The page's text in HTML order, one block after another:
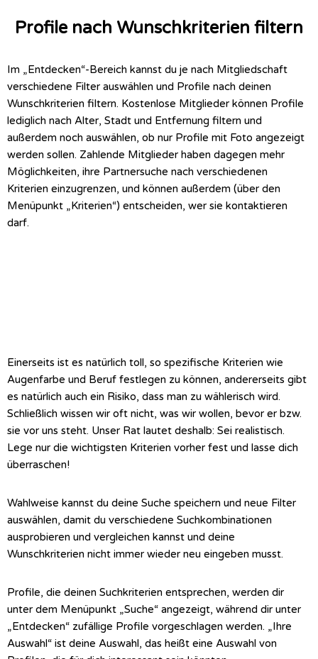
Profile nach Wunschkriterien filtern
Im „Entdecken“-Bereich kannst du je nach Mitgliedschaft
verschiedene Filter auswählen und Profile nach deinen
Wunschkriterien filtern. Kostenlose Mitglieder können Profile
lediglich nach Alter, Stadt und Entfernung filtern und
außerdem noch auswählen, ob nur Profile mit Foto angezeigt
werden sollen. Zahlende Mitglieder haben dagegen mehr
Möglichkeiten, ihre Partnersuche nach verschiedenen
Kriterien einzugrenzen, und können außerdem (über den
Menüpunkt „Kriterien“) entscheiden, wer sie kontaktieren
darf.
Einerseits ist es natürlich toll, so spezifische Kriterien wie
Augenfarbe und Beruf festlegen zu können, andererseits gibt
es natürlich auch ein Risiko, dass man zu wählerisch wird.
Schließlich wissen wir oft nicht, was wir wollen, bevor er bzw.
sie vor uns steht. Unser Rat lautet deshalb: Sei realistisch.
Lege nur die wichtigsten Kriterien vorher fest und lasse dich
überraschen!
Wahlweise kannst du deine Suche speichern und neue Filter
auswählen, damit du verschiedene Suchkombinationen
ausprobieren und vergleichen kannst und deine
Wunschkriterien nicht immer wieder neu eingeben musst.
Profile, die deinen Suchkriterien entsprechen, werden dir
unter dem Menüpunkt „Suche“ angezeigt, während dir unter
„Entdecken“ zufällige Profile vorgeschlagen werden. „Ihre
Auswahl“ ist deine Auswahl, das heißt eine Auswahl von